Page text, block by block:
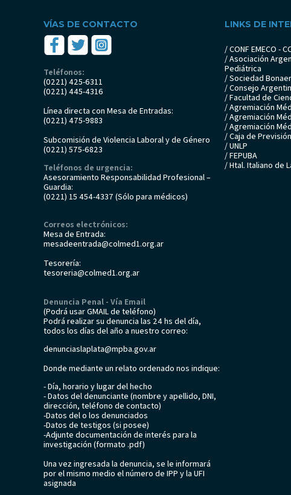
VÍAS DE CONTACTO
Teléfonos:
(0221) 425-6311
(0221) 445-4316
Línea directa con Mesa de Entradas:
(0221) 475-9883
Subcomisión de Violencia Laboral y de Género
(0221) 575-6823
Teléfonos de urgencia:
Asesoramiento Responsabilidad Profesional –
Guardia:
(0221) 15 454-4337 (Sólo para médicos)
Correos electrónicos:
Mesa de Entrada:
mesadeentrada@colmed1.org.ar
Tesorería:
tesoreria@colmed1.org.ar
Denuncia Penal - Vía Email
(Podrá usar GMAIL de teléfono)
Podrá realizar su denuncia las 24 hs del día,
todos los días del año a nuestro correo:
denunciaslaplata@mpba.gov.ar
Donde mediante un relato ordenado nos indique:
- Día, horario y lugar del hecho
- Datos del denunciante (nombre y apellido, DNI,
dirección, teléfono de contacto)
-Datos del o los denunciados
-Datos de testigos (si posee)
-Adjunte documentación de interés para la
investigación (formato .pdf)
Una vez ingresada la denuncia, se le informará
por el mismo medio el número de IPP y la UFI
asignada
LINKS DE
/ CONF EMECO -
/ Asociación
Pediátrica
/ Sociedad
/ Consejo
/ Facultad de
/ Agremiación
/ Agremiación
/ Agremiación
/ Caja de
/ UNLP
/ FEPUBA
/ Htal. Italiano de